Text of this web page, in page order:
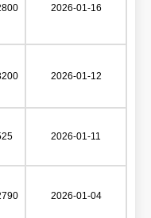
2026-01-16
2026-01-12
2026-01-11
2026-01-04